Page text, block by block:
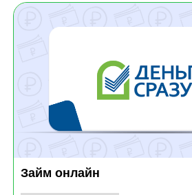
Займ онлайн